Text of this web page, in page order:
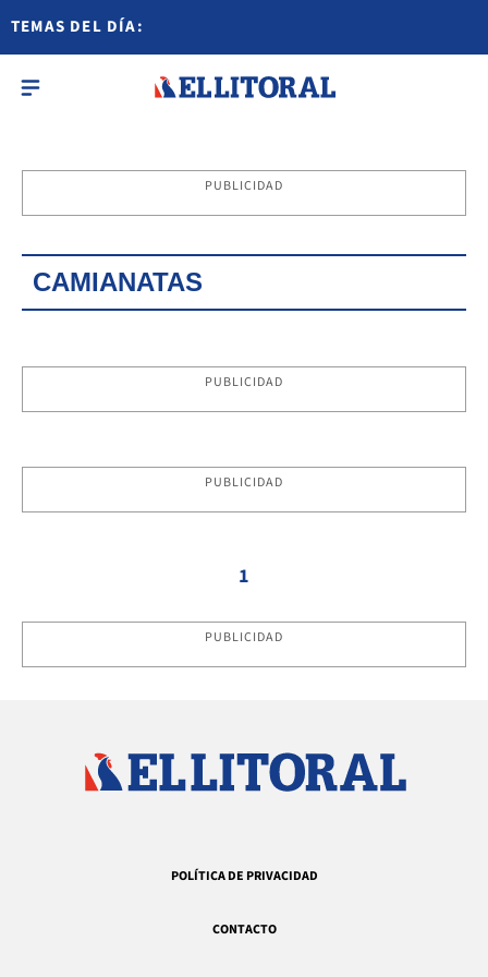
TEMAS DEL DÍA:
PUBLICIDAD
CAMIANATAS
PUBLICIDAD
PUBLICIDAD
1
PUBLICIDAD
POLÍTICA DE PRIVACIDAD
CONTACTO